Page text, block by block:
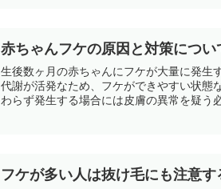
赤ちゃんフケの原因と対策につい
生後数ヶ月の赤ちゃんにフケが大量に発生
代謝が活発なため、フケができやすい状態
わらず発生する場合には皮膚の異常を疑う
フケが多い人は抜け毛にも注意す